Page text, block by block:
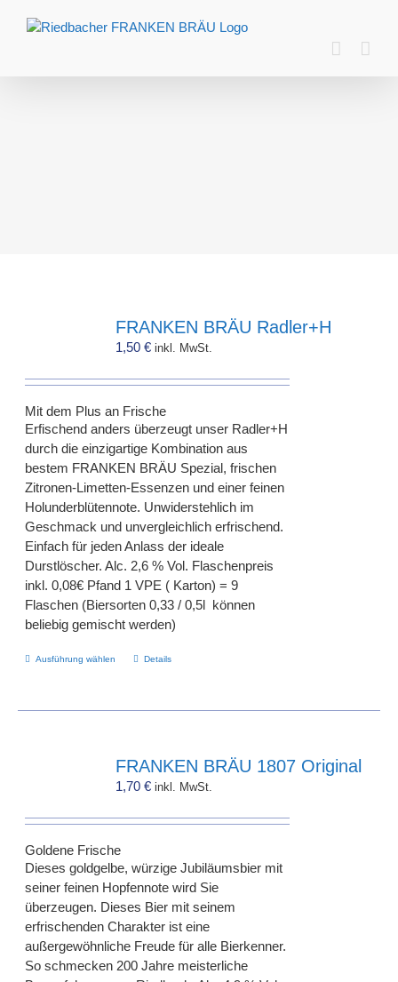
Inhalt
FRANKEN BRÄU Radler+H
1,50€ inkl. MwSt.
Mit dem Plus an Frische
Erfischend anders überzeugt unser Radler+H
durch die einzigartige Kombination aus
bestem FRANKEN BRÄU Spezial, frischen
Zitronen-Limetten-Essenzen und einer feinen
Holunderblütennote. Unwiderstehlich im
Geschmack und unvergleichlich erfrischend.
Einfach für jeden Anlass der ideale
Durstlöscher. Alc. 2,6 % Vol. Flaschenpreis
inkl. 0,08€ Pfand 1 VPE ( Karton) = 9
Flaschen (Biersorten 0,33 / 0,5l können
beliebig gemischt werden)
Ausführung wählen
Dieses
auf.
Die
können
Produktseite
gewählt
werden
Details
FRANKEN BRÄU 1807 Original
1,70€ inkl. MwSt.
Goldene Frische
Dieses goldgelbe, würzige Jubiläumsbier mit
seiner feinen Hopfennote wird Sie
überzeugen. Dieses Bier mit seinem
erfrischenden Charakter ist eine
außergewöhnliche Freude für alle Bierkenner.
So schmecken 200 Jahre meisterliche